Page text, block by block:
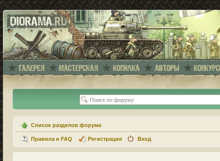
Список разделов форума
Правила и FAQ Регистрация Вход